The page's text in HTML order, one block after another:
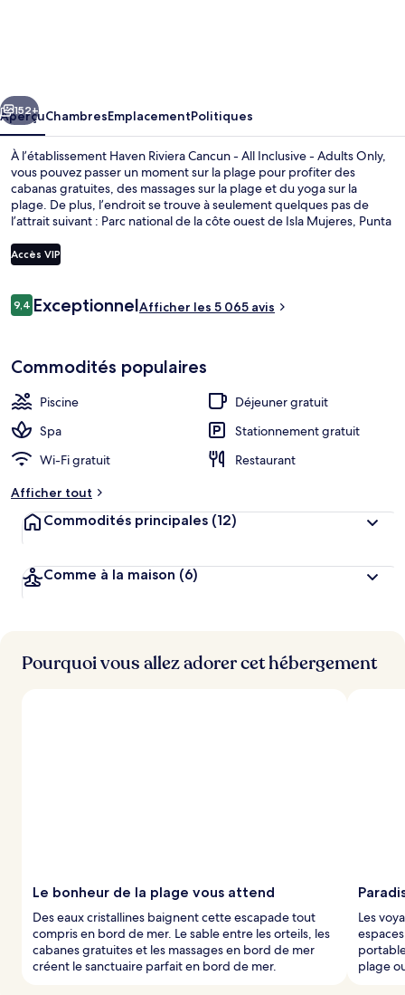
-
All
Inclusive
Adults
Only
4 piscines extérieures, cabanas
Suivant
152+
AperçuChambresEmplacementPolitiques
À l’établissement Haven Riviera Cancun - All Inclusive - Adults Only,
vous pouvez passer un moment sur la plage pour profiter des
cabanas gratuites, des massages sur la plage et du yoga sur la
plage. De plus, l’endroit se trouve à seulement quelques pas de
l’attrait suivant : Parc national de la côte ouest de Isla Mujeres, Punta
autant de plaisir que de détente. Vous préférez vous faire dorloter?
Visitez alors le spa et profitez des massages en profondeur, des
restaurants, sert une cuisine locale et internationale et est ouvert
pour le le déjeuner. Parmi les points saillants de hébergement tout
piscine et le personnel serviable.
Accès VIP
Avis
9,49,4 sur 10 –
ExceptionnelAfficher les 5 065 avis
Commodités populaires
Piscine
Déjeuner gratuit
Spa
Stationnement gratuit
Wi-Fi gratuit
Restaurant
Afficher tout
Commodités principales (12)
Comme à la maison (6)
Pourquoi vous allez adorer cet hébergement
Le bonheur de la plage vous attend
Des eaux cristallines baignent cette escapade tout
compris en bord de mer. Le sable entre les orteils, les
cabanes gratuites et les massages en bord de mer
créent le sanctuaire parfait en bord de mer.
Les
plage